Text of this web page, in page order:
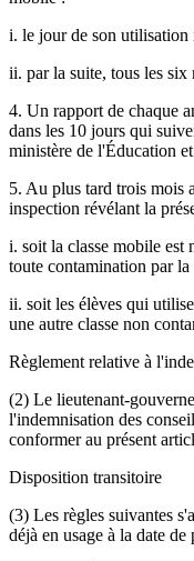
i. le jour de son utilisation
ii. par la suite, tous les six
4. Un rapport de chaque
dans les 10 jours qui
ministère de l'Éducation
5. Au plus tard trois mois
inspection révélant la
i. soit la classe mobile est
toute contamination par la
ii. soit les élèves qui
une autre classe non
Règlement relative à
(2) Le lieutenant-
l'indemnisation des
conformer au présent
Disposition transitoire
(3) Les règles suivantes
déjà en usage à la date de